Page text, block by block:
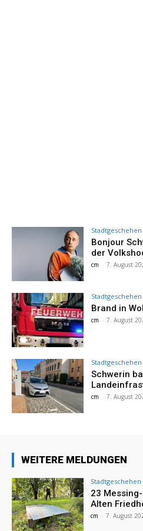
Stadtgeschehen
Bonjour
der
cm - 7. August
Stadtgeschehen
Brand in
cm - 7. August
Stadtgeschehen
Schwerin
cm - 7. August
WEITERE MELDUNGEN
Stadtgeschehen
23
Alten
cm - 7. August